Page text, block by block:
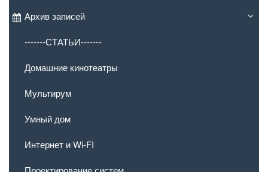
Архив записей
-------СТАТЬИ-------
Домашние кинотеатры
Мультирум
Умный дом
Интернет и Wi-FI